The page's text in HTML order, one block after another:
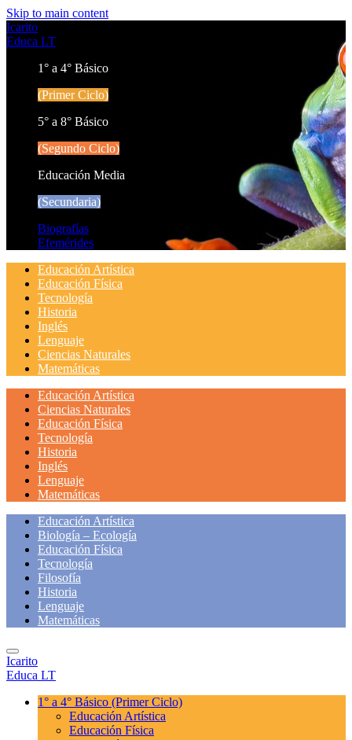
Skip to main content
Icarito
Educa LT
1° a 4° Básico
(Primer Ciclo)
5° a 8° Básico
(Segundo Ciclo)
Educación Media
(Secundaria)
Biografías
Efemérides
Educación Artística
Educación Física
Tecnología
Historia
Inglés
Lenguaje
Ciencias Naturales
Matemáticas
Educación Artística
Ciencias Naturales
Educación Física
Tecnología
Historia
Inglés
Lenguaje
Matemáticas
Educación Artística
Biología – Ecología
Educación Física
Tecnología
Filosofía
Historia
Lenguaje
Matemáticas
Icarito
Educa LT
1° a 4° Básico (Primer Ciclo)
Educación Artística
Educación Física